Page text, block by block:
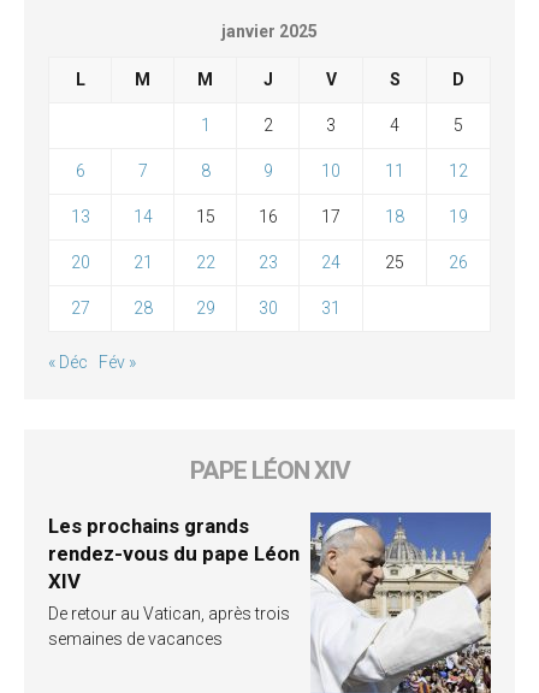
janvier 2025
L M M J V S D
1 2 3 4 5
6 7 8 9 10 11 12
13 14 15 16 17 18 19
20 21 22 23 24 25 26
27 28 29 30 31
« Déc Fév »
PAPE LÉON XIV
Les prochains grands
rendez-vous du pape Léon
XIV
De retour au Vatican, après trois
semaines de vacances